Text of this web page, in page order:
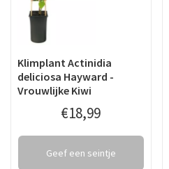
Klimplant Actinidia
deliciosa Hayward -
Vrouwlijke Kiwi
€18,99
Geef een seintje